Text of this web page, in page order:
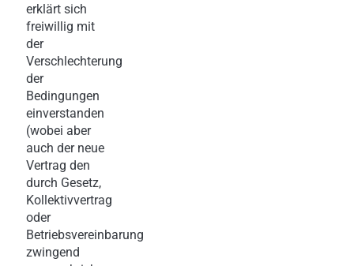
erklärt sich
freiwillig mit
der
Verschlechterung
der
Bedingungen
einverstanden
(wobei aber
auch der neue
Vertrag den
durch Gesetz,
Kollektivvertrag
oder
Betriebsvereinbarung
zwingend